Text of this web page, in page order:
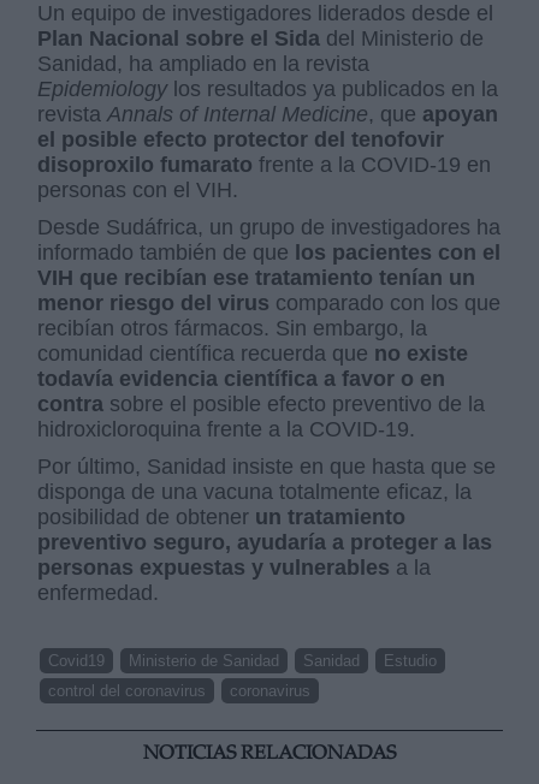
Un equipo de investigadores liderados desde el
Plan Nacional sobre el Sida del Ministerio de
Sanidad, ha ampliado en la revista
Epidemiologylos resultados ya publicados en la
revistaAnnals of Internal Medicine, que apoyan
el posible efecto protector del tenofovir
disoproxilo fumarato frente a la COVID-19 en
personas con el VIH.
Desde Sudáfrica, un grupo de investigadores ha
informado también de que los pacientes con el
VIH que recibían ese tratamiento tenían un
menor riesgo del virus comparado con los que
recibían otros fármacos. Sin embargo, la
comunidad científica recuerda que no existe
todavía evidencia científica a favor o en
contra sobre el posible efecto preventivo de la
hidroxicloroquina frente a la COVID-19.
Por último, Sanidad insiste en que hasta que se
disponga de una vacuna totalmente eficaz, la
posibilidad de obtener un tratamiento
preventivo seguro, ayudaría a proteger a las
personas expuestas y vulnerables a la
enfermedad.
Covid19 Ministerio de Sanidad Sanidad
Estudio
control del coronavirus
coronavirus
NOTICIAS RELACIONADAS